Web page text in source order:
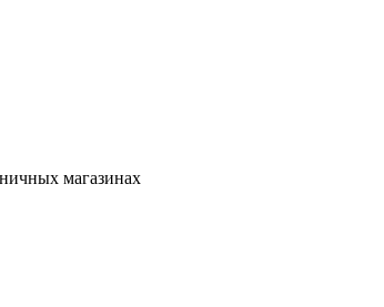
магазинах